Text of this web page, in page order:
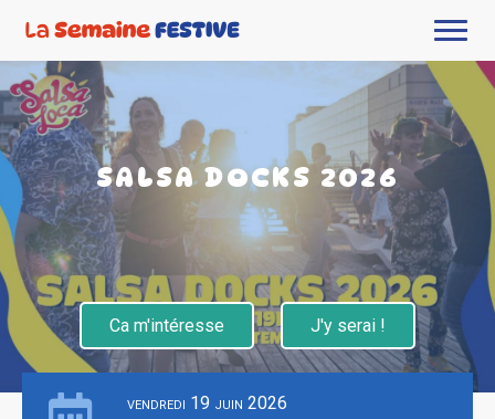
SALSA DOCKS 2026
Ca m'intéresse J'y serai !
vendredi 19 juin 2026